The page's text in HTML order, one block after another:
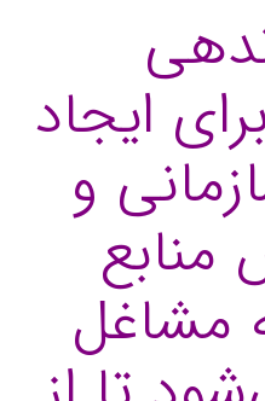
ایجاد
و
مشاغل